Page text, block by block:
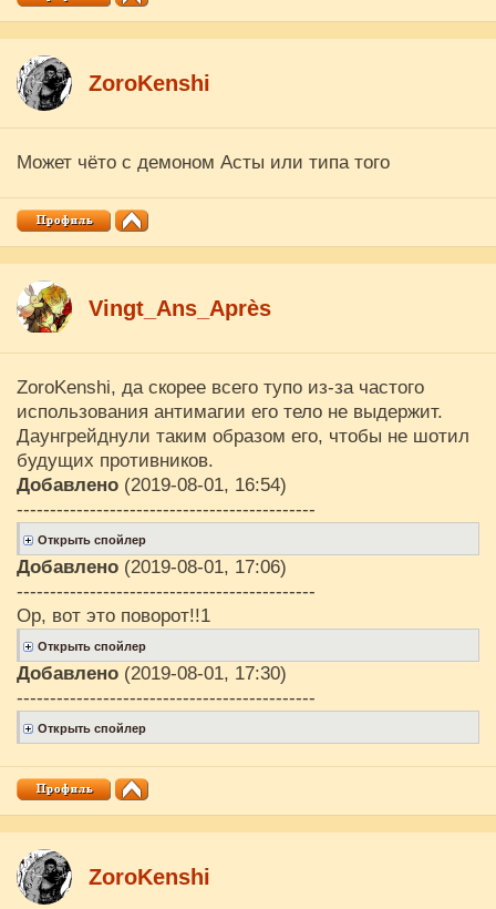
ZoroKenshi
Может чёто с демоном Асты или типа того
Vingt_Ans_Après
ZoroKenshi, да скорее всего тупо из-за частого
использования антимагии его тело не выдержит.
Даунгрейднули таким образом его, чтобы не шотил
будущих противников.
Добавлено (2019-08-01, 16:54)
---------------------------------------------
Добавлено (2019-08-01, 17:06)
---------------------------------------------
Ор, вот это поворот!!1
Добавлено (2019-08-01, 17:30)
---------------------------------------------
ZoroKenshi